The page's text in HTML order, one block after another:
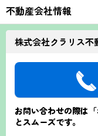
不動産会社情報
株式会社クラリス不
お問い合わせの際は
とスムーズです。